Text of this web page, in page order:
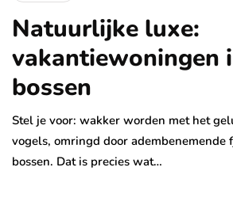
Natuurlijke luxe:
vakantiewoningen
bossen
Stel je voor: wakker worden met het
vogels, omringd door adembenemende
bossen. Dat is precies wat…